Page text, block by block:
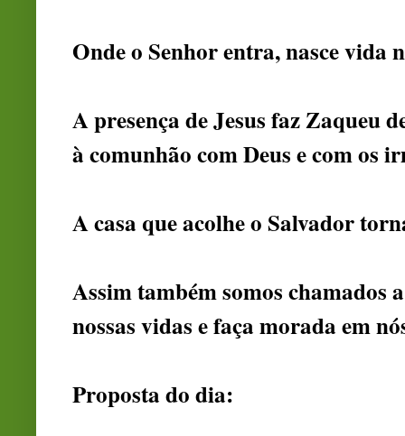
Onde o Senhor entra, nasce vida
A presença de Jesus faz Zaqueu
à comunhão com Deus e com os
A casa que acolhe o Salvador
Assim também somos chamados
nossas vidas e faça morada em
Proposta do dia: